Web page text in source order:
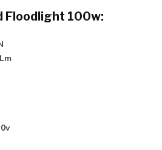
Floodlight 100w: